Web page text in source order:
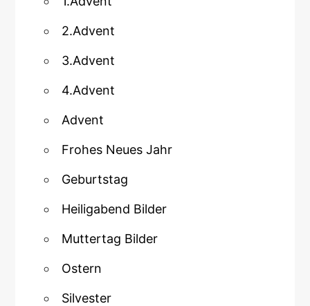
2.Advent
3.Advent
4.Advent
Advent
Frohes Neues Jahr
Geburtstag
Heiligabend Bilder
Muttertag Bilder
Ostern
Silvester